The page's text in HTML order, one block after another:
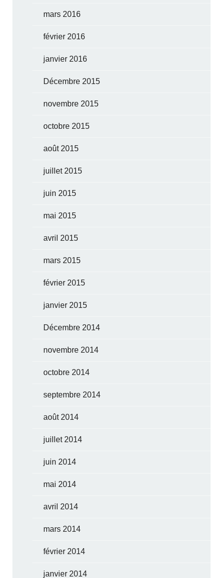
mars 2016
février 2016
janvier 2016
Décembre 2015
novembre 2015
octobre 2015
août 2015
juillet 2015
juin 2015
mai 2015
avril 2015
mars 2015
février 2015
janvier 2015
Décembre 2014
novembre 2014
octobre 2014
septembre 2014
août 2014
juillet 2014
juin 2014
mai 2014
avril 2014
mars 2014
février 2014
janvier 2014